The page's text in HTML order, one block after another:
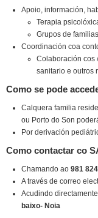
Apoio, información,
Terapia
Grupos de
Coordinación coa
Colaboración cos
sanitario e outros
Como se pode
Calquera familia
ou Porto do Son
Por derivación
Como contactar co
Chamando ao 981
A través de correo
Acudindo
baixo- Noia